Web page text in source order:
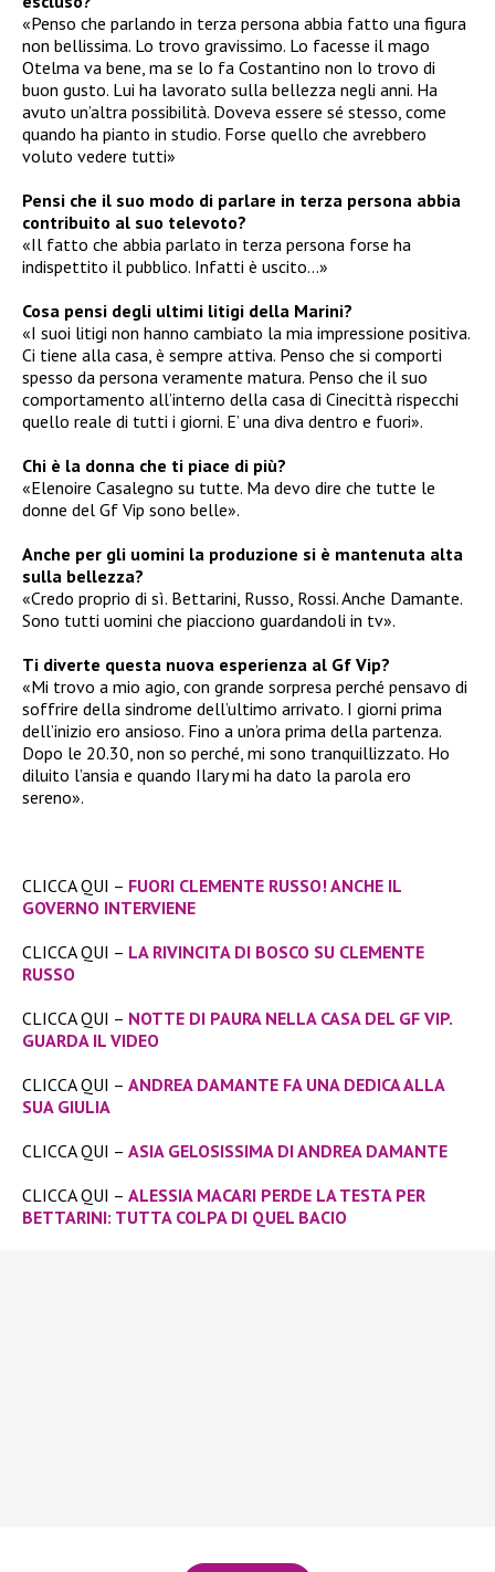
«Penso che parlando in terza persona abbia fatto una figura
non bellissima. Lo trovo gravissimo. Lo facesse il mago
Otelma va bene, ma se lo fa Costantino non lo trovo di
buon gusto. Lui ha lavorato sulla bellezza negli anni. Ha
avuto un’altra possibilità. Doveva essere sé stesso, come
quando ha pianto in studio. Forse quello che avrebbero
voluto vedere tutti»
Pensi che il suo modo di parlare in terza persona abbia
contribuito al suo televoto?
«Il fatto che abbia parlato in terza persona forse ha
indispettito il pubblico. Infatti è uscito…»
Cosa pensi degli ultimi litigi della Marini?
«I suoi litigi non hanno cambiato la mia impressione positiva.
Ci tiene alla casa, è sempre attiva. Penso che si comporti
spesso da persona veramente matura. Penso che il suo
comportamento all’interno della casa di Cinecittà rispecchi
quello reale di tutti i giorni. E’ una diva dentro e fuori».
Chi è la donna che ti piace di più?
«Elenoire Casalegno su tutte. Ma devo dire che tutte le
donne del Gf Vip sono belle».
Anche per gli uomini la produzione si è mantenuta alta
sulla bellezza?
«Credo proprio di sì. Bettarini, Russo, Rossi. Anche Damante.
Sono tutti uomini che piacciono guardandoli in tv».
Ti diverte questa nuova esperienza al Gf Vip?
«Mi trovo a mio agio, con grande sorpresa perché pensavo di
soffrire della sindrome dell’ultimo arrivato. I giorni prima
dell’inizio ero ansioso. Fino a un’ora prima della partenza.
Dopo le 20.30, non so perché, mi sono tranquillizzato. Ho
diluito l’ansia e quando Ilary mi ha dato la parola ero
sereno».
CLICCA QUI – FUORI CLEMENTE RUSSO! ANCHE IL
GOVERNO INTERVIENE
CLICCA QUI – LA RIVINCITA DI BOSCO SU CLEMENTE
RUSSO
CLICCA QUI – NOTTE DI PAURA NELLA CASA DEL GF VIP.
GUARDA IL VIDEO
CLICCA QUI – ANDREA DAMANTE FA UNA DEDICA ALLA
SUA GIULIA
CLICCA QUI – ASIA GELOSISSIMA DI ANDREA DAMANTE
CLICCA QUI – ALESSIA MACARI PERDE LA TESTA PER
BETTARINI: TUTTA COLPA DI QUEL BACIO